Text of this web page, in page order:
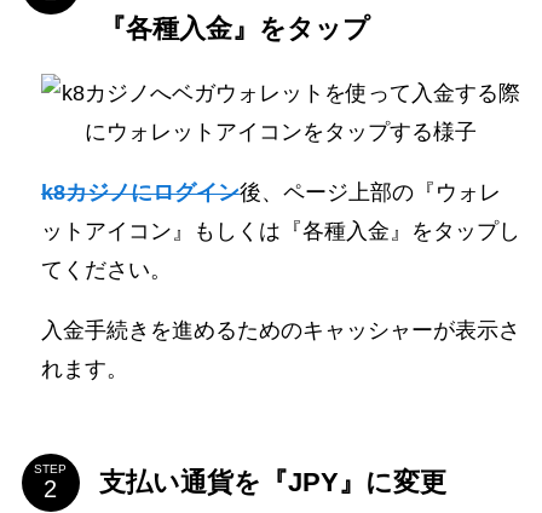
『各種入金』をタップ
k8カジノにログイン後、ページ上部の『ウォレ
ットアイコン』もしくは『各種入金』をタップし
てください。
入金手続きを進めるためのキャッシャーが表示さ
れます。
STEP 支払い通貨を『JPY』に変更